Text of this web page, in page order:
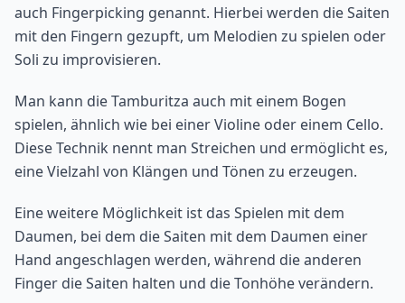
auch Fingerpicking genannt. Hierbei werden die Saiten
mit den Fingern gezupft, um Melodien zu spielen oder
Soli zu improvisieren.
Man kann die Tamburitza auch mit einem Bogen
spielen, ähnlich wie bei einer Violine oder einem Cello.
Diese Technik nennt man Streichen und ermöglicht es,
eine Vielzahl von Klängen und Tönen zu erzeugen.
Eine weitere Möglichkeit ist das Spielen mit dem
Daumen, bei dem die Saiten mit dem Daumen einer
Hand angeschlagen werden, während die anderen
Finger die Saiten halten und die Tonhöhe verändern.